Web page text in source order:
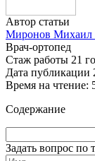
Автор статьи
Миронов Михаил
Врач-ортопед
Стаж работы 21
Дата публикации
Время на чтение:
Содержание
Задать вопрос по